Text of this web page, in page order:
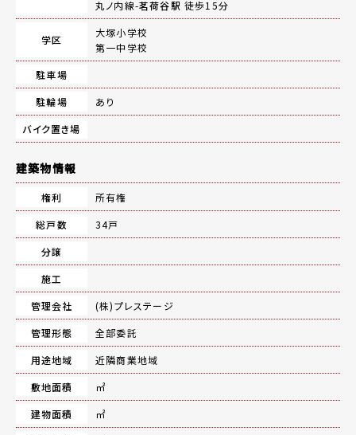
丸ノ内線-茗荷谷駅 徒歩15分
学区
大塚小学校
第一中学校
駐車場
駐輪場
あり
バイク置き場
建築物情報
権利
所有権
総戸数
34戸
分譲
施工
管理会社
(株)プレステージ
管理形態
全部委託
用途地域
近隣商業地域
敷地面積
㎡
建物面積
㎡